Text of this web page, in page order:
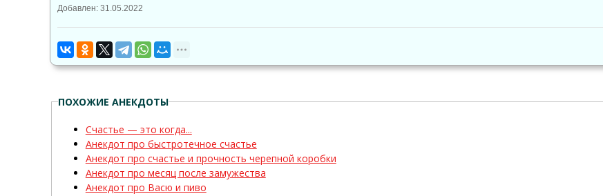
Добавлен: 31.05.2022
ПОХОЖИЕ АНЕКДОТЫ
Счастье — это когда...
Анекдот про быстротечное счастье
Анекдот про счастье и прочность черепной коробки
Анекдот про месяц после замужества
Анекдот про Васю и пиво